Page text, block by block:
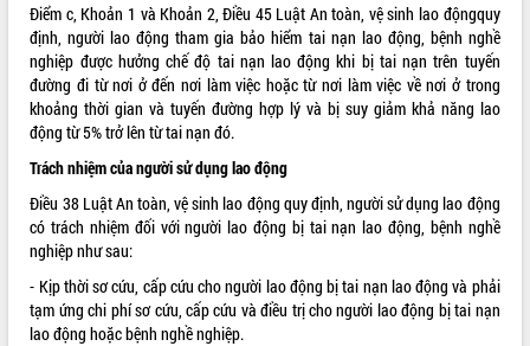
VIDEO
Không có file video nào để phát.
ALBUM ẢNH
Điểm c, Khoản 1 và Khoản 2, Điều 45 Luật An toàn, vệ sinh lao độngquy
định, người lao động tham gia bảo hiểm tai nạn lao động, bệnh nghề
nghiệp được hưởng chế độ tai nạn lao động khi bị tai nạn trên tuyến
đường đi từ nơi ở đến nơi làm việc hoặc từ nơi làm việc về nơi ở trong
khoảng thời gian và tuyến đường hợp lý và bị suy giảm khả năng lao
động từ 5% trở lên từ tai nạn đó.
Trách nhiệm của người sử dụng lao động
Điều 38 Luật An toàn, vệ sinh lao động quy định, người sử dụng lao động
có trách nhiệm đối với người lao động bị tai nạn lao động, bệnh nghề
nghiệp như sau:
- Kịp thời sơ cứu, cấp cứu cho người lao động bị tai nạn lao động và phải
tạm ứng chi phí sơ cứu, cấp cứu và điều trị cho người lao động bị tai nạn
lao động hoặc bệnh nghề nghiệp.